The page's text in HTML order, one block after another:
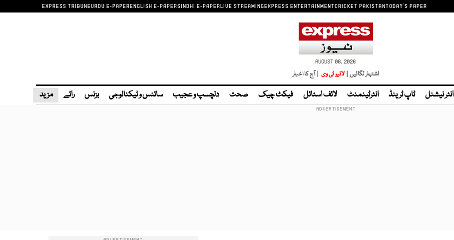
EXPRESS TRIBUNEURDU E-PAPERENGLISH E-PAPERSINDHI E-PAPERLIVE STREAMINGEXPRESS ENTERTAINMENTCRICKET PAKISTANTODAY'S PAPER
AUGUST 08, 2026
اشتہار لگائیں | لائیو ٹی وی | آج کا اخبار
انٹر نیشنل ٹاپ ٹرینڈ انٹرٹینمنٹ لائف اسٹائل فیکٹ چیک صحت دلچسپ و عجیب سائنس و ٹیکنالوجی بزنس رائے مزید